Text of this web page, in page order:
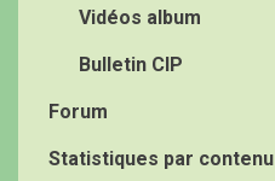
Vidéos album
Bulletin CIP
Forum
Statistiques par contenu